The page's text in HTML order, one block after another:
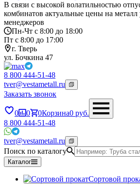
В связи с высокой волатильностью
комбинатов актуальные цены на металл
менеджеров
Пн-Чт с 8:00 до 18:00
Пт с 8:00 до 17:00
г. Тверь
ул. Бочкина 47
8 800 444-51-48
tver@vestametall.ru
Заказать звонок
0 0 0Корзина0 руб.
8 800 444-51-48
tver@vestametall.ru
Поиск по каталогу
Каталог
Сортовой